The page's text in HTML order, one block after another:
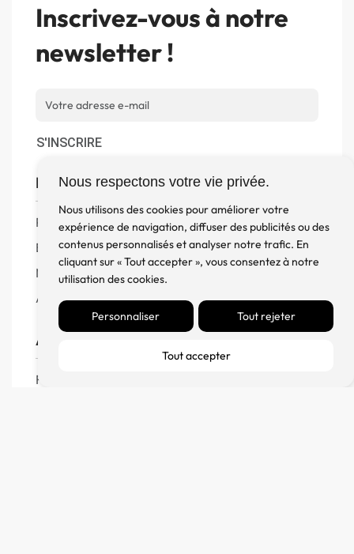
Nous respectons votre vie privée.
Nous utilisons des cookies pour améliorer votre
expérience de navigation, diffuser des publicités ou des
contenus personnalisés et analyser notre trafic. En
cliquant sur « Tout accepter », vous consentez à notre
utilisation des cookies.
Personnaliser Tout rejeter
Tout accepter
Inscrivez-vous à notre
newsletter !
S'INSCRIRE
Boutique
Produits
Enceintes
Meuble, Rack et Support
Accessoires
Aide
FAQ